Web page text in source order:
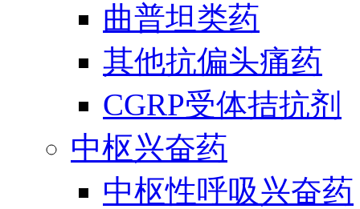
曲普坦类药
其他抗偏头痛药
CGRP受体拮抗剂
中枢兴奋药
中枢性呼吸兴奋药